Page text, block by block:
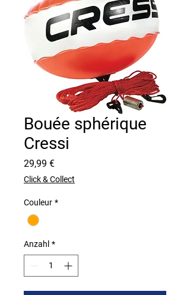
Bouée sphérique
Cressi
29,99 €Preis
Click & Collect
Couleur *
Anzahl *